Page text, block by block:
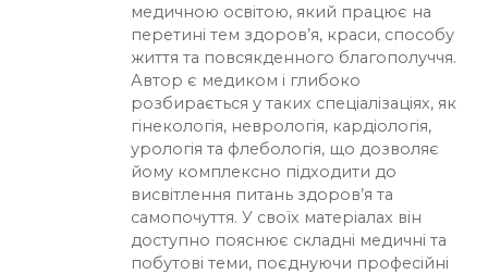
медичною освітою, який працює на
перетині тем здоров’я, краси, способу
життя та повсякденного благополуччя.
Автор є медиком і глибоко
розбирається у таких спеціалізаціях, як
гінекологія, неврологія, кардіологія,
урологія та флебологія, що дозволяє
йому комплексно підходити до
висвітлення питань здоров’я та
самопочуття. У своїх матеріалах він
доступно пояснює складні медичні та
побутові теми, поєднуючи професійні